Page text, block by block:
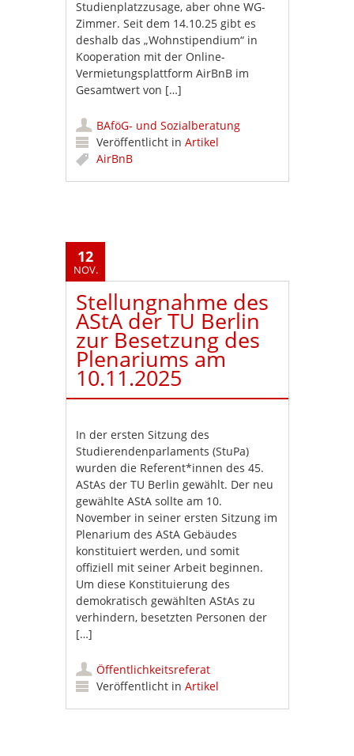
Studienplatzzusage, aber ohne WG-
Zimmer. Seit dem 14.10.25 gibt es
deshalb das „Wohnstipendium“ in
Kooperation mit der Online-
Vermietungsplattform AirBnB im
Gesamtwert von […]
BAföG- und Sozialberatung
Veröffentlicht inArtikel
AirBnB
12
NOV.
Stellungnahme des
AStA der TU Berlin
zur Besetzung des
Plenariums am
10.11.2025
In der ersten Sitzung des
Studierendenparlaments (StuPa)
wurden die Referent*innen des 45.
AStAs der TU Berlin gewählt. Der neu
gewählte AStA sollte am 10.
November in seiner ersten Sitzung im
Plenarium des AStA Gebäudes
konstituiert werden, und somit
offiziell mit seiner Arbeit beginnen.
Um diese Konstituierung des
demokratisch gewählten AStAs zu
verhindern, besetzten Personen der
[…]
Öffentlichkeitsreferat
Veröffentlicht inArtikel